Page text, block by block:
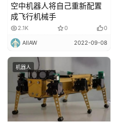
空中机器人将自己重新配置
成飞行机械手
2.1K 0 0
AIIAW 2022-09-08
机器人